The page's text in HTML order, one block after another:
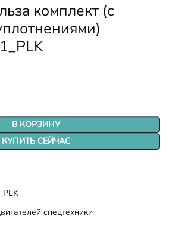
комплект (с
В КОРЗИНУ
КУПИТЬ СЕЙЧАС
спецтехники